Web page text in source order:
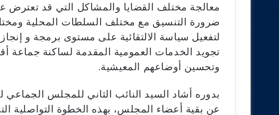
معالجة مختلف القضايا والمشاكل التي قد تعترض
ضرورة التنسيق مع مختلف السلطات المحلية
لتفعيل سياسة الالتقائية على مستوى برمجة و
تجويد الخدمات العمومية المقدمة لساكنة جماعة
وتحسين أوضاعهم المعيشية.
بدوره أشاد السيد النائب الثاني للمجلس الجماعي
عن بقية أعضاء المجلس، بهذه الخطوة التواصلية